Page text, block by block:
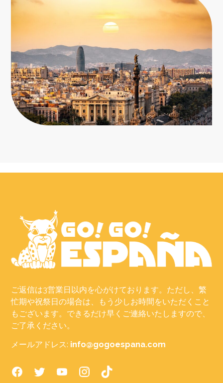
ご返信は3営業日以内を心がけております。ただし、繁
忙期や祝祭日の場合は、もう少しお時間をいただくこと
もございます。できるだけ早くご連絡いたしますので、
ご了承ください。
メールアドレス: info@gogoespana.com